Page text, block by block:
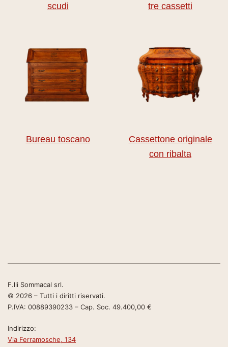
scudi
tre cassetti
Bureau toscano
Cassettone originale
con ribalta
F.lli Sommacal srl.
© 2026 – Tutti i diritti riservati.
P.IVA: 00889390233 – Cap. Soc. 49.400,00 €
Indirizzo:
Via Ferramosche, 134